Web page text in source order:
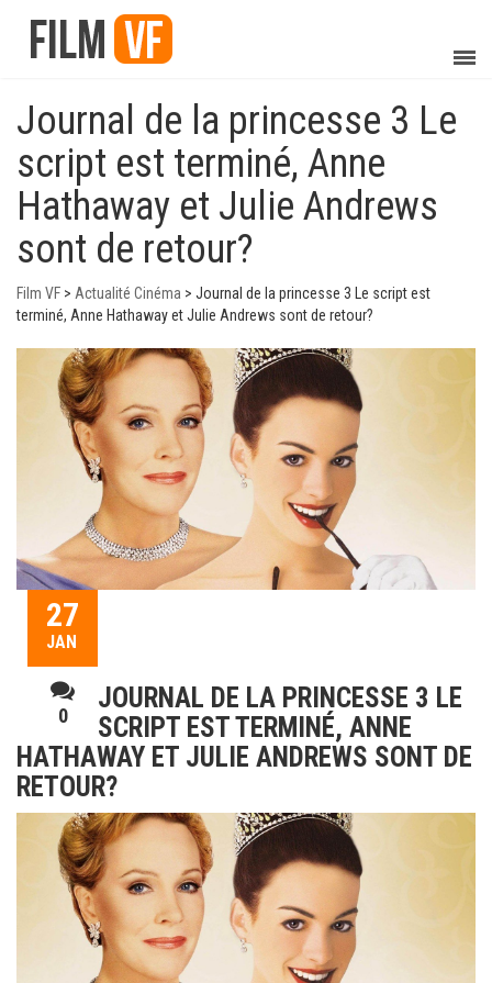
Journal de la princesse 3 Le
script est terminé, Anne
Hathaway et Julie Andrews
sont de retour?
Film VF > Actualité Cinéma > Journal de la princesse 3 Le script est
terminé, Anne Hathaway et Julie Andrews sont de retour?
27
JAN
0
JOURNAL DE LA PRINCESSE 3 LE
SCRIPT EST TERMINÉ, ANNE
HATHAWAY ET JULIE ANDREWS SONT DE
RETOUR?